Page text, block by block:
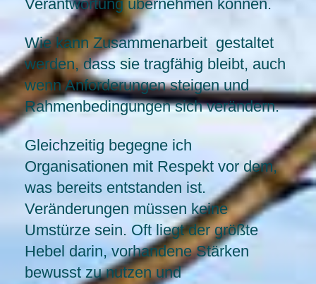
Verantwortung übernehmen können.
Wie kann Zusammenarbeit gestaltet
werden, dass sie tragfähig bleibt, auch
wenn Anforderungen steigen und
Rahmenbedingungen sich verändern.
Gleichzeitig begegne ich
Organisationen mit Respekt vor dem,
was bereits entstanden ist.
Veränderungen müssen keine
Umstürze sein. Oft liegt der größte
Hebel darin, vorhandene Stärken
bewusst zu nutzen und